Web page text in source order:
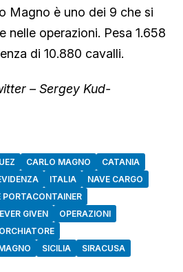
Magno è uno dei 9 che si
nelle operazioni. Pesa 1.658
di 10.880 cavalli.
– Sergey Kud-
CARLO MAGNO
CATANIA
ITALIA
NAVE CARGO
PORTACONTAINER
GIVEN
OPERAZIONI
SICILIA
SIRACUSA